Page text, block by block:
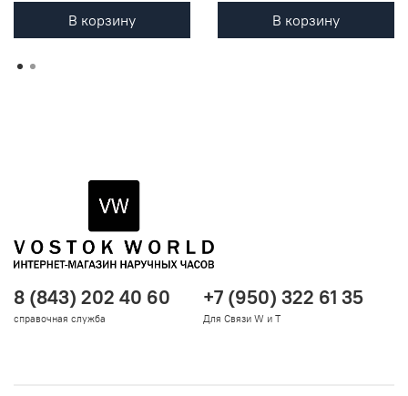
В корзину В корзину
8 (843) 202 40 60
справочная служба
+7 (950) 322 61 35
Для Связи W и T